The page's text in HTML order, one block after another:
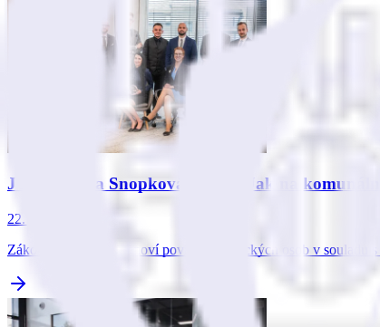
JUDr. Tereza Snopková, Ph.D.: Jak na
22. 10. 2019
Zákon o odpadech stanoví povinnost fyzických osob v souladu